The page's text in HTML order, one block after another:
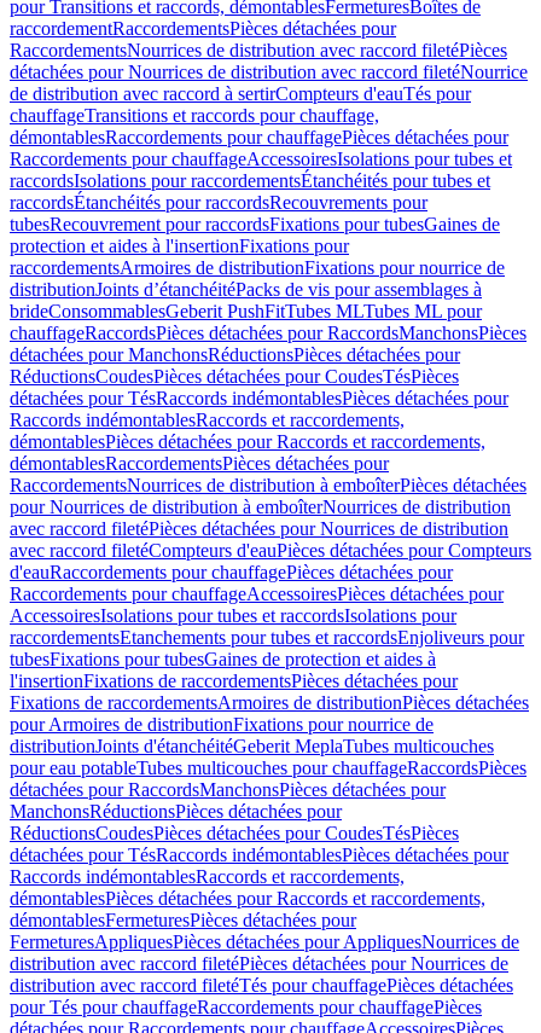
pour Transitions et raccords, démontablesFermeturesBoîtes de
raccordementRaccordementsPièces détachées pour
RaccordementsNourrices de distribution avec raccord filetéPièces
détachées pour Nourrices de distribution avec raccord filetéNourrice
de distribution avec raccord à sertirCompteurs d'eauTés pour
chauffageTransitions et raccords pour chauffage,
démontablesRaccordements pour chauffagePièces détachées pour
Raccordements pour chauffageAccessoiresIsolations pour tubes et
raccordsIsolations pour raccordementsÉtanchéités pour tubes et
raccordsÉtanchéités pour raccordsRecouvrements pour
tubesRecouvrement pour raccordsFixations pour tubesGaines de
protection et aides à l'insertionFixations pour
raccordementsArmoires de distributionFixations pour nourrice de
distributionJoints d’étanchéitéPacks de vis pour assemblages à
brideConsommablesGeberit PushFitTubes MLTubes ML pour
chauffageRaccordsPièces détachées pour RaccordsManchonsPièces
détachées pour ManchonsRéductionsPièces détachées pour
RéductionsCoudesPièces détachées pour CoudesTésPièces
détachées pour TésRaccords indémontablesPièces détachées pour
Raccords indémontablesRaccords et raccordements,
démontablesPièces détachées pour Raccords et raccordements,
démontablesRaccordementsPièces détachées pour
RaccordementsNourrices de distribution à emboîterPièces détachées
pour Nourrices de distribution à emboîterNourrices de distribution
avec raccord filetéPièces détachées pour Nourrices de distribution
avec raccord filetéCompteurs d'eauPièces détachées pour Compteurs
d'eauRaccordements pour chauffagePièces détachées pour
Raccordements pour chauffageAccessoiresPièces détachées pour
AccessoiresIsolations pour tubes et raccordsIsolations pour
raccordementsEtanchements pour tubes et raccordsEnjoliveurs pour
tubesFixations pour tubesGaines de protection et aides à
l'insertionFixations de raccordementsPièces détachées pour
Fixations de raccordementsArmoires de distributionPièces détachées
pour Armoires de distributionFixations pour nourrice de
distributionJoints d'étanchéitéGeberit MeplaTubes multicouches
pour eau potableTubes multicouches pour chauffageRaccordsPièces
détachées pour RaccordsManchonsPièces détachées pour
ManchonsRéductionsPièces détachées pour
RéductionsCoudesPièces détachées pour CoudesTésPièces
détachées pour TésRaccords indémontablesPièces détachées pour
Raccords indémontablesRaccords et raccordements,
démontablesPièces détachées pour Raccords et raccordements,
démontablesFermeturesPièces détachées pour
FermeturesAppliquesPièces détachées pour AppliquesNourrices de
distribution avec raccord filetéPièces détachées pour Nourrices de
distribution avec raccord filetéTés pour chauffagePièces détachées
pour Tés pour chauffageRaccordements pour chauffagePièces
détachées pour Raccordements pour chauffageAccessoiresPièces